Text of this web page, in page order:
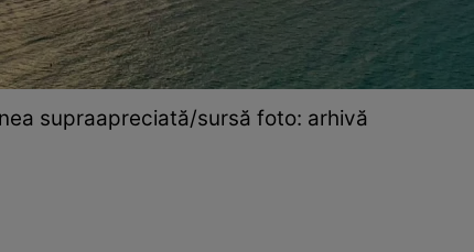
supraapreciată/sursă foto: arhivă